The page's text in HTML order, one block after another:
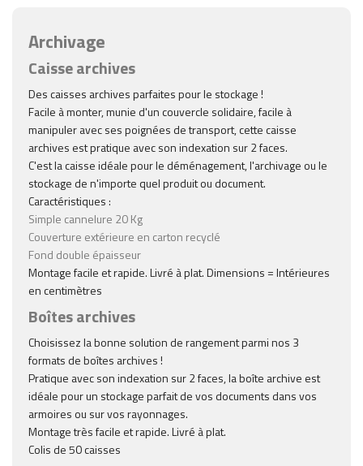
Archivage
Caisse archives
Des caisses archives parfaites pour le stockage !
Facile à monter, munie d'un couvercle solidaire, facile à
manipuler avec ses poignées de transport, cette caisse
archives est pratique avec son indexation sur 2 faces.
C'est la caisse idéale pour le déménagement, l'archivage ou le
stockage de n'importe quel produit ou document.
Caractéristiques :
Simple cannelure 20 Kg
Couverture extérieure en carton recyclé
Fond double épaisseur
Montage facile et rapide. Livré à plat. Dimensions = Intérieures
en centimètres
Boîtes archives
Choisissez la bonne solution de rangement parmi nos 3
formats de boîtes archives !
Pratique avec son indexation sur 2 faces, la boîte archive est
idéale pour un stockage parfait de vos documents dans vos
armoires ou sur vos rayonnages.
Montage très facile et rapide. Livré à plat.
Colis de 50 caisses